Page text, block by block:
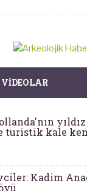
turistik kale
Kadim